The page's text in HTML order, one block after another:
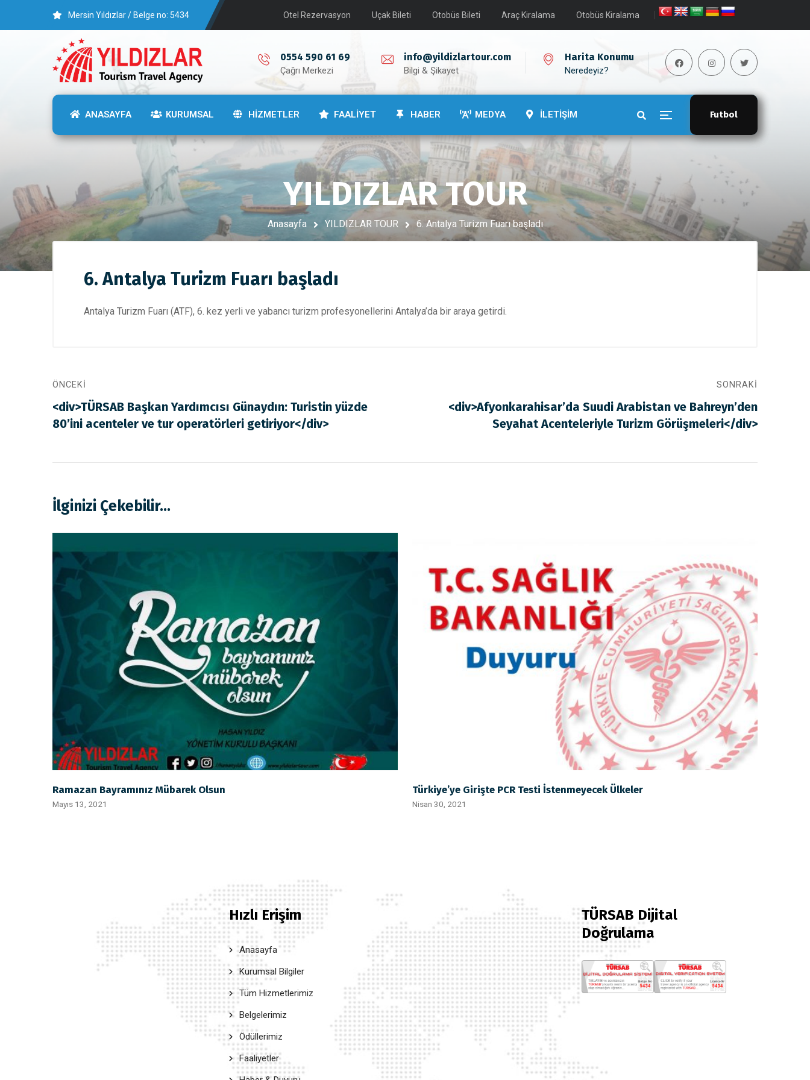
Mersin Yıldızlar / Belge no: 5434 Otel Rezervasyon Uçak Bileti Otobüs Bileti Araç Kiralama Otobüs Kiralama
0554 590 61 69
Çağrı Merkezi
info@yildizlartour.com
Bilgi & Şikayet
Harita Konumu
Neredeyiz?
Futbol
ANASAYFA KURUMSAL HİZMETLER FAALİYET HABER MEDYA İLETİŞİM
YILDIZLAR TOUR
Anasayfa YILDIZLAR TOUR 6. Antalya Turizm Fuarı başladı
6. Antalya Turizm Fuarı başladı
Antalya Turizm Fuarı (ATF), 6. kez yerli ve yabancı turizm profesyonellerini Antalya’da bir araya getirdi.
ÖNCEKI
<div>TÜRSAB Başkan Yardımcısı Günaydın: Turistin yüzde
80’ini acenteler ve tur operatörleri getiriyor</div>
SONRAKI
<div>Afyonkarahisar’da Suudi Arabistan ve Bahreyn’den
Seyahat Acenteleriyle Turizm Görüşmeleri</div>
İlginizi Çekebilir...
Ramazan Bayramınız Mübarek Olsun
Mayıs 13, 2021
Türkiye’ye Girişte PCR Testi İstenmeyecek Ülkeler
Nisan 30, 2021
Hızlı Erişim
Anasayfa
Kurumsal Bilgiler
Tüm Hizmetlerimiz
Belgelerimiz
Ödüllerimiz
Faaliyetler
TÜRSAB Dijital
Doğrulama